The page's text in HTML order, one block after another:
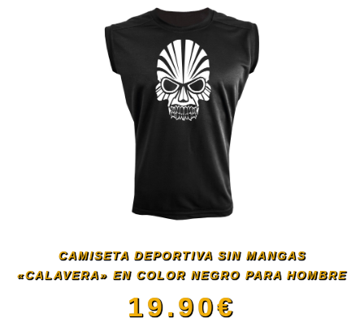
la
página
de
producto
tiene
múltiples
variantes.
Las
opciones
se
pueden
CAMISETA DEPORTIVA SIN MANGAS
«CALAVERA» EN COLOR NEGRO PARA HOMBRE
19.90€